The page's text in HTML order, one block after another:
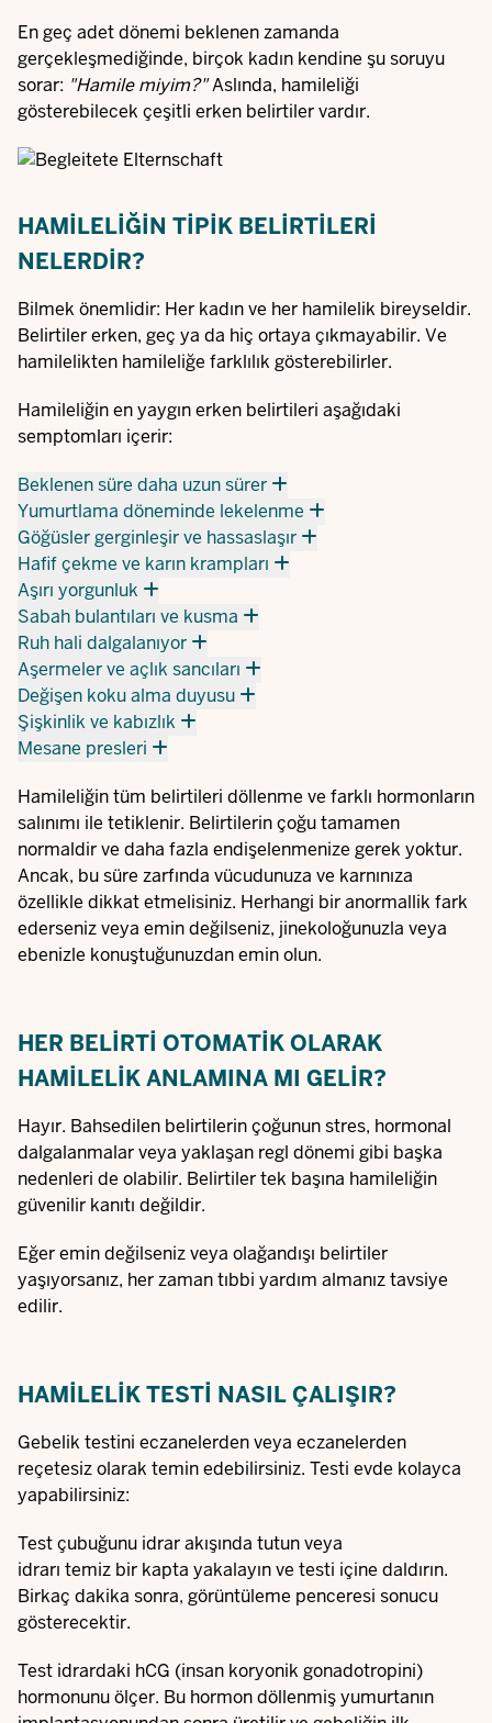
En geç adet dönemi beklenen zamanda
gerçekleşmediğinde, birçok kadın kendine şu soruyu
sorar: "Hamile miyim?"Aslında, hamileliği
gösterebilecek çeşitli erken belirtiler vardır.
HAMILELIĞIN TIPIK BELIRTILERI
NELERDIR?
Bilmek önemlidir: Her kadın ve her hamilelik bireyseldir.
Belirtiler erken, geç ya da hiç ortaya çıkmayabilir. Ve
hamilelikten hamileliğe farklılık gösterebilirler.
Hamileliğin en yaygın erken belirtileri aşağıdaki
semptomları içerir:
Beklenen süre daha uzun sürer
Yumurtlama döneminde lekelenme
Göğüsler gerginleşir ve hassaslaşır
Hafif çekme ve karın krampları
Aşırı yorgunluk
Sabah bulantıları ve kusma
Ruh hali dalgalanıyor
Aşermeler ve açlık sancıları
Değişen koku alma duyusu
Şişkinlik ve kabızlık
Mesane presleri
Hamileliğin tüm belirtileri döllenme ve farklı hormonların
salınımı ile tetiklenir. Belirtilerin çoğu tamamen
normaldir ve daha fazla endişelenmenize gerek yoktur.
Ancak, bu süre zarfında vücudunuza ve karnınıza
özellikle dikkat etmelisiniz. Herhangi bir anormallik fark
ederseniz veya emin değilseniz, jinekoloğunuzla veya
ebenizle konuştuğunuzdan emin olun.
HER BELIRTI OTOMATIK OLARAK
HAMILELIK ANLAMINA MI GELIR?
Hayır. Bahsedilen belirtilerin çoğunun stres, hormonal
dalgalanmalar veya yaklaşan regl dönemi gibi başka
nedenleri de olabilir. Belirtiler tek başına hamileliğin
güvenilir kanıtı değildir.
Eğer emin değilseniz veya olağandışı belirtiler
yaşıyorsanız, her zaman tıbbi yardım almanız tavsiye
edilir.
HAMILELIK TESTI NASIL ÇALIŞIR?
Gebelik testini eczanelerden veya eczanelerden
reçetesiz olarak temin edebilirsiniz. Testi evde kolayca
yapabilirsiniz:
Test çubuğunu idrar akışında tutun veya
idrarı temiz bir kapta yakalayın ve testi içine daldırın.
Birkaç dakika sonra, görüntüleme penceresi sonucu
gösterecektir.
Test idrardaki hCG (insan koryonik gonadotropini)
hormonunu ölçer. Bu hormon döllenmiş yumurtanın